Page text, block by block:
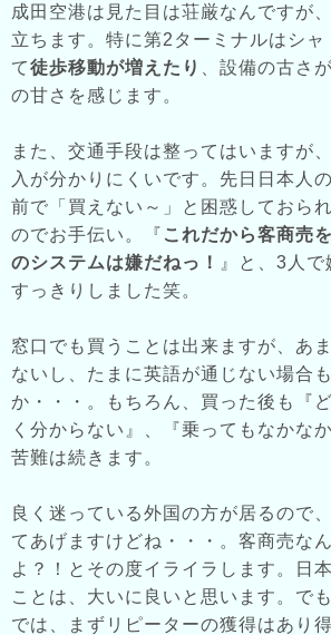
成田空港は見た目は荘厳なんですが
立ちます。特に第2ターミナルはシャ
て徒歩移動が増えたり
、設備の古さ
の甘さを感じます。
また、交通手段は整ってはいますが
入が分かりにくいです。先日日本人
前で「買えない～」と困惑しておら
のでお手伝い。『 これだから客商売
のシステムは嫌だねっ！
』と、3人
すっきりしました笑。
窓口でも買うことは出来ますが、あ
ないし、たまに英語が通じない場合
か・・・。もちろん、買った後も『
く分からない』、『乗ってもなかな
苦難は続きます。
良く迷っている外国の方が居るので
てあげますけどね・・・。客商売な
よ？！とその度イライラします。日
ことは、大いに良いと思います。で
では、まずリピーターの獲得はあり